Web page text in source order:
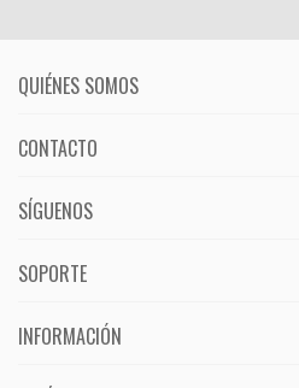
QUIÉNES SOMOS
CONTACTO
SÍGUENOS
SOPORTE
INFORMACIÓN